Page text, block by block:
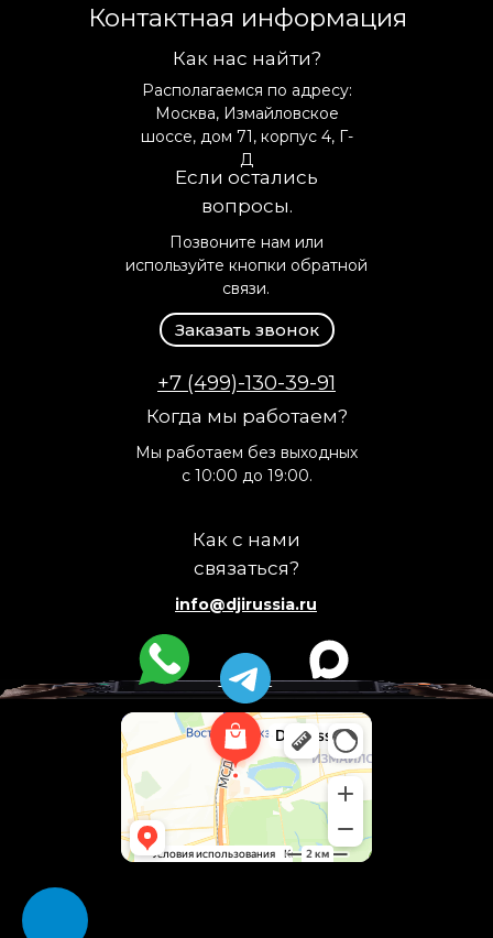
Как нас найти?
Когда мы работаем?
Если остались
вопросы.
Как с нами
связаться?
Располагаемся по адресу:
Москва, Измайловское
шоссе, дом 71, корпус 4, Г-
Д
Мы работаем без выходных
с 10:00 до 19:00.
Позвоните нам или
используйте кнопки обратной
связи.
+7 (499)-130-39-91
info@djirussia.ru
Заказать звонок
Контактная информация